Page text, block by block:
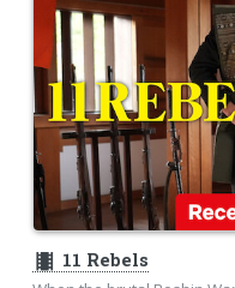
theaters 11 Rebels